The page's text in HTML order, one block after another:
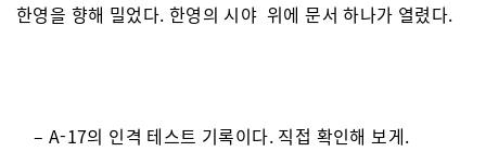
한영을 향해 밀었다. 한영의 시야 위에 문서 하나가 열렸다.
– A-17의 인격 테스트 기록이다. 직접 확인해 보게.